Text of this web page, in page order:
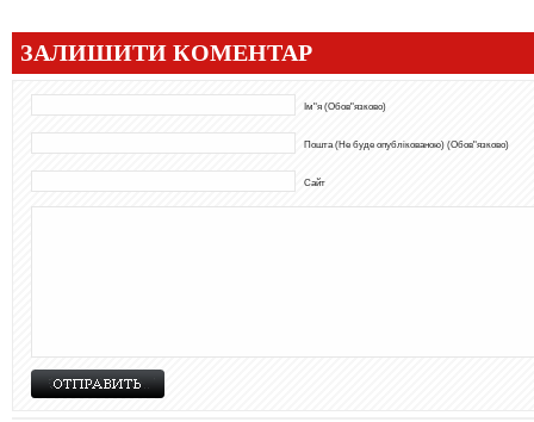
ЗАЛИШИТИ КОМЕНТАР
Ім"я (Обов"язково)
Пошта (Не буде опублікованою) (Обов"язково)
Сайт